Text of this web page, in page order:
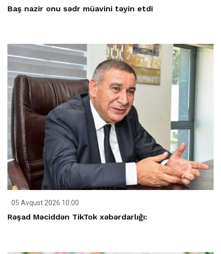
Baş nazir onu sədr müavini təyin etdi
05 Avqust 2026 10:00
Rəşad Məciddən TikTok xəbərdarlığı: